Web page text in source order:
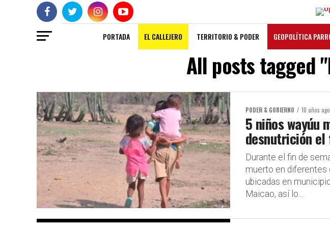
PORTADA EL CALLEJERO TERRITORIO & PODER GEOPOLÍTICA
All posts tagged
PODER & GOBIERNO 10 años ago
5 niños wayúu
desnutrición el
Durante el fin de
muerto en diferentes
ubicadas en
Maicao, así lo...